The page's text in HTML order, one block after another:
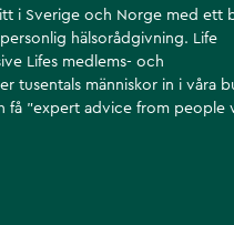
i Sverige och Norge med ett
hälsorådgivning. Life
Lifes medlems- och
tusentals människor in i våra
få ”expert advice from people